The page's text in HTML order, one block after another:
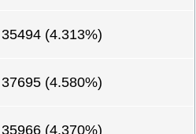
35494 (4.313%)
37695 (4.580%)
35966 (4.370%)